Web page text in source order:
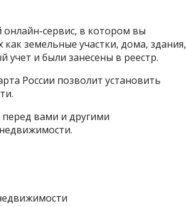
онлайн-сервис, в котором вы
земельные участки, дома, здания,
учет и были занесены в реестр.
России позволит установить
вами и другими